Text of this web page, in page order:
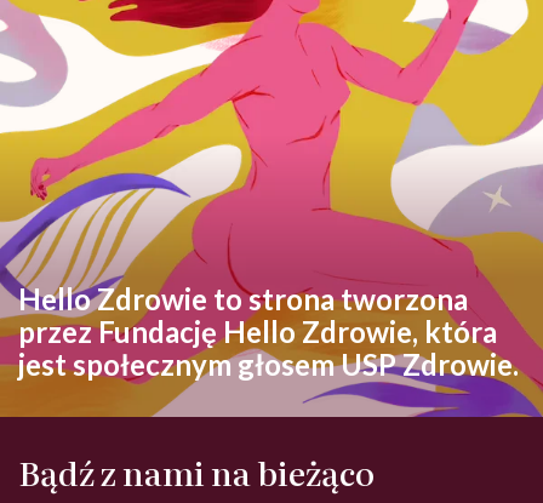
Hello Zdrowie to strona tworzona
przez Fundację Hello Zdrowie, która
jest społecznym głosem USP Zdrowie.
Bądź z nami na bieżąco